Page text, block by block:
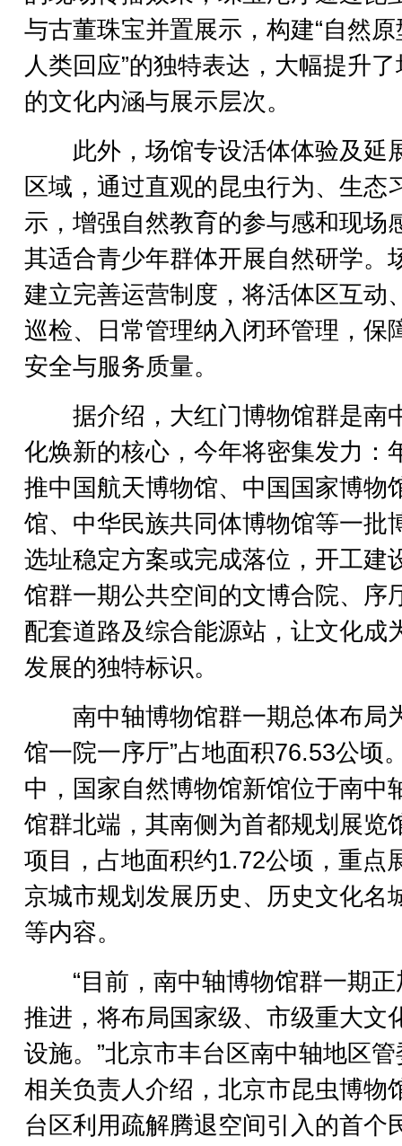
与古董珠宝并置展示，构建“自然
人类回应”的独特表达，大幅提升
的文化内涵与展示层次。
此外，场馆专设活体体验及延
区域，通过直观的昆虫行为、生态
示，增强自然教育的参与感和现场
其适合青少年群体开展自然研学。
建立完善运营制度，将活体区互动
巡检、日常管理纳入闭环管理，保
安全与服务质量。
据介绍，大红门博物馆群是南
化焕新的核心，今年将密集发力：
推中国航天博物馆、中国国家博物
馆、中华民族共同体博物馆等一批
选址稳定方案或完成落位，开工建
馆群一期公共空间的文博合院、序
配套道路及综合能源站，让文化成
发展的独特标识。
南中轴博物馆群一期总体布局
馆一院一序厅”占地面积76.53公顷
中，国家自然博物馆新馆位于南中
馆群北端，其南侧为首都规划展览
项目，占地面积约1.72公顷，重点
京城市规划发展历史、历史文化名
等内容。
“目前，南中轴博物馆群一期正
推进，将布局国家级、市级重大文
设施。”北京市丰台区南中轴地区
相关负责人介绍，北京市昆虫博物
台区利用疏解腾退空间引入的首个